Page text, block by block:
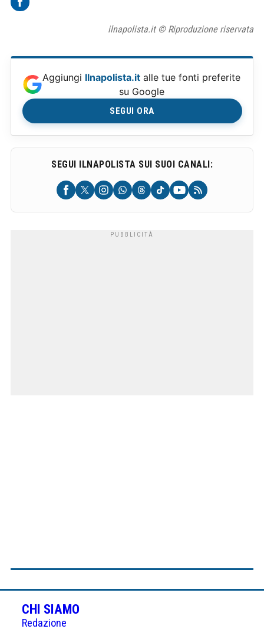
ilnapolista.it © Riproduzione riservata
Aggiungi Ilnapolista.it alle tue fonti preferite
su Google
SEGUI ORA
SEGUI ILNAPOLISTA SUI SUOI CANALI:
CHI SIAMO
Redazione